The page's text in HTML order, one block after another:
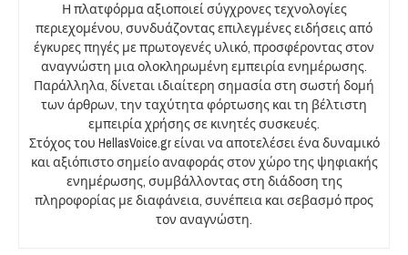
Η πλατφόρμα αξιοποιεί σύγχρονες τεχνολογίες
περιεχομένου, συνδυάζοντας επιλεγμένες ειδήσεις από
έγκυρες πηγές με πρωτογενές υλικό, προσφέροντας στον
αναγνώστη μια ολοκληρωμένη εμπειρία ενημέρωσης.
Παράλληλα, δίνεται ιδιαίτερη σημασία στη σωστή δομή
των άρθρων, την ταχύτητα φόρτωσης και τη βέλτιστη
εμπειρία χρήσης σε κινητές συσκευές.
Στόχος του HellasVoice.gr είναι να αποτελέσει ένα δυναμικό
και αξιόπιστο σημείο αναφοράς στον χώρο της ψηφιακής
ενημέρωσης, συμβάλλοντας στη διάδοση της
πληροφορίας με διαφάνεια, συνέπεια και σεβασμό προς
τον αναγνώστη.